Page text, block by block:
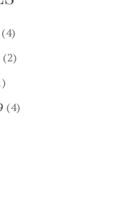
(4)
(2)
(4)